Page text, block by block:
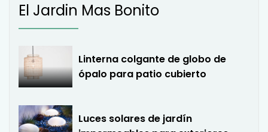
El Jardin Mas Bonito
Linterna colgante de globo de
ópalo para patio cubierto
Luces solares de jardín